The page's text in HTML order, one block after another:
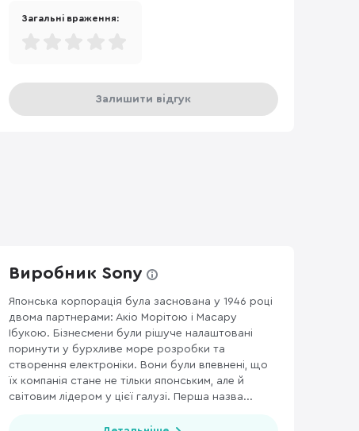
Загальні враження:
Залишити відгук
232 WI-FI РОУТЕРИ 169 АКСЕСУАРИ ДЛЯ МОНІТОРІВ ТА
Виробник Sony
Японська корпорація була заснована у 1946 році
двома партнерами: Акіо Морітою і Масару
Ібукою. Бізнесмени були рішуче налаштовані
поринути у бурхливе море розробки та
створення електроніки. Вони були впевнені, що
їх компанія стане не тільки японським, але й
світовим лідером у цієї галузі. Перша назва...